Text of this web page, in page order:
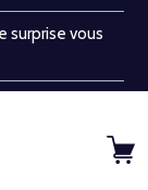
surprise vous